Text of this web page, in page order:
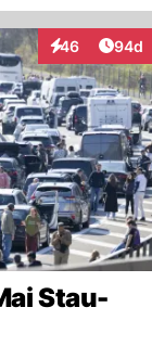
46
Interaktionen
94d
Stau-